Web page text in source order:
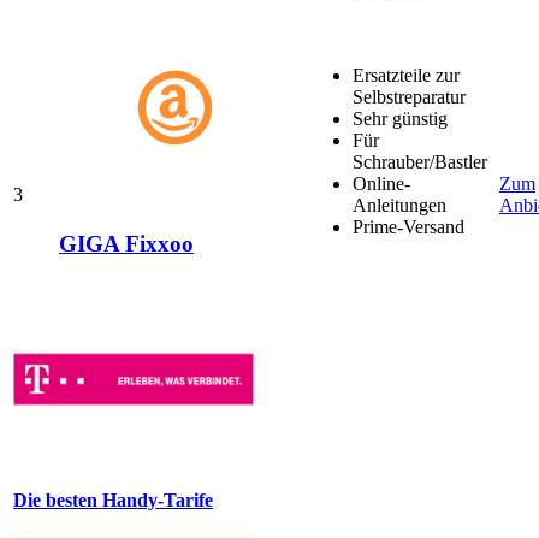
3
GIGA Fixxoo
Ersatzteile zur
Selbstreparatur
Sehr günstig
Für
Schrauber/Bastler
Online-
Anleitungen
Prime-Versand
Zum
Die besten Handy-Tarife